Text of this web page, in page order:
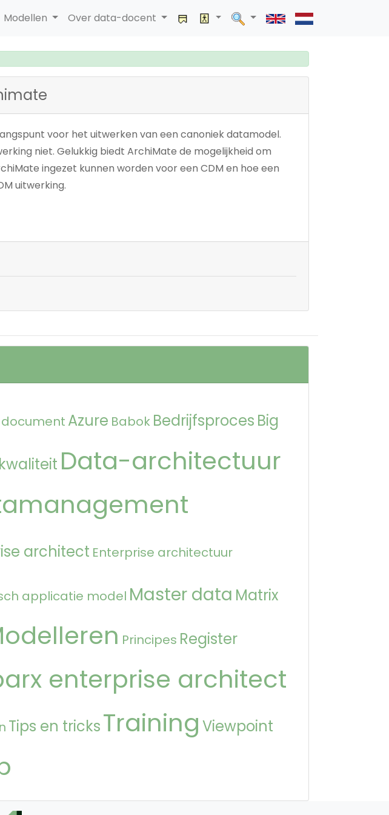
Modellen Over data-docent
voor het uitwerken van een canoniek datamodel.
niet. Gelukkig biedt ArchiMate de mogelijkheid om
ingezet kunnen worden voor een CDM en hoe een
uitwerking.
Azure Babok Bedrijfsproces Big
Data-architectuur
architect Enterprise architectuur
applicatie model Master data Matrix
Principes Register
enterprise architect
Tips en tricksTraining Viewpoint